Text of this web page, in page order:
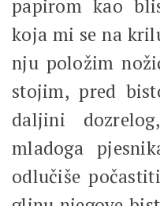
papirom kao
koja mi se na
nju položim
stojim, pred
daljini
mladoga
odlučiše